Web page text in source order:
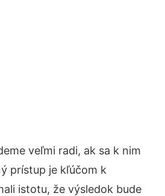
veľmi radi, ak sa k nim
prístup je kľúčom k
istotu, že výsledok bude